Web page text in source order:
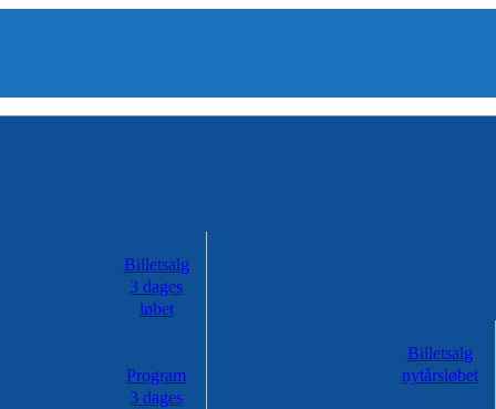
Billetsalg
3 dages
løbet
Program
3 dages
Billetsalg
nytårsløbet